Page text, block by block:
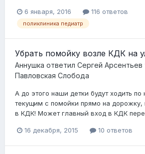
6 января, 2016 116 ответов
поликлиника педиатр
Убрать помойку возле КДК на
Аннушка ответил Сергей Арсентьев
Павловская Слобода
А до этого наши детки будут ходить по
текущим с помойки прямо на дорожку,
в КДК! Может главный вход в КДК
16 декабря, 2015 10 ответов